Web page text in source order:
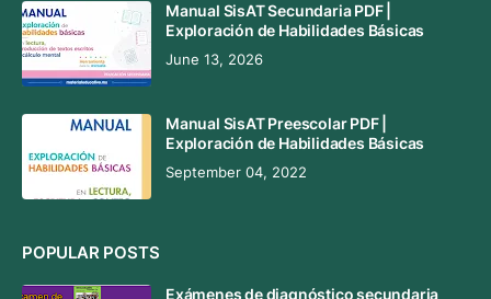
Manual SisAT Secundaria PDF |
Exploración de Habilidades Básicas
June 13, 2026
Manual SisAT Preescolar PDF |
Exploración de Habilidades Básicas
September 04, 2022
POPULAR POSTS
Exámenes de diagnóstico secundaria